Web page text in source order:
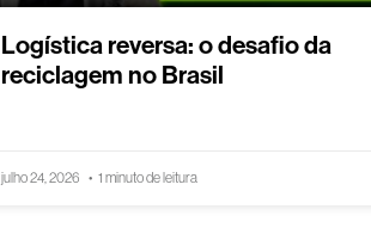
Logística reversa: o desafio da
reciclagem no Brasil
julho 24, 2026 1 minuto de leitura